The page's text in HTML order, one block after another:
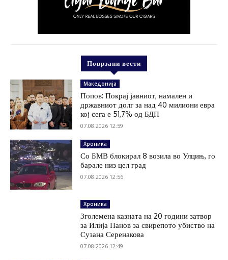
Поврзани вести
Македонија
Попов: Покрај јавниот, намален и
државниот долг за над 40 милиони евра
кој сега е 51,7% од БДП
07.08.2026 12:59
Хроника
Со БМВ блокирал 8 возила во Улцињ, го
барале низ цел град
07.08.2026 12:56
Хроника
Зголемена казната на 20 години затвор
за Илија Панов за свирепото убиство на
Сузана Серенакова
07.08.2026 12:49